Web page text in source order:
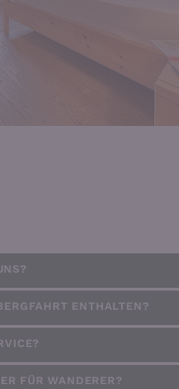
ENTHALTEN?
FÜR WANDERER?